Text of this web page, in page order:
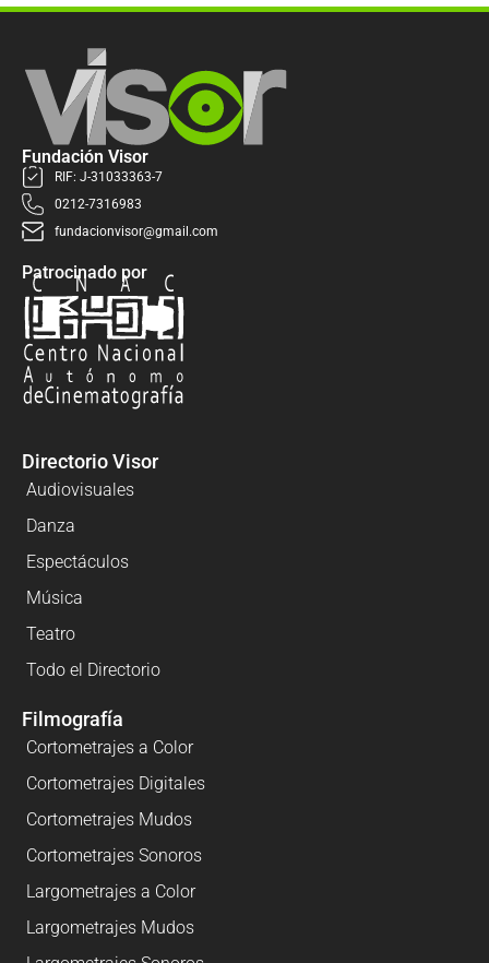
Fundación Visor
RIF: J-31033363-7
0212-7316983
fundacionvisor@gmail.com
Patrocinado por
Directorio Visor
Audiovisuales
Danza
Espectáculos
Música
Teatro
Todo el Directorio
Filmografía
Cortometrajes a Color
Cortometrajes Digitales
Cortometrajes Mudos
Cortometrajes Sonoros
Largometrajes a Color
Largometrajes Mudos